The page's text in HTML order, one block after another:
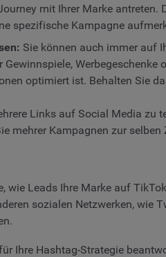
mit Ihrer Marke
spezifische Kampagne
Sie können auch immer auf
optimiert ist. Behalten Sie
Links auf Social Media zu
mehrer Kampagnen zur
wie Leads Ihre Marke auf
sozialen Netzwerken, wie
Ihre Hashtag-Strategie